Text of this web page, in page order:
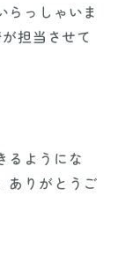
らっしゃいま
担当させて
るようにな
ありがとうご